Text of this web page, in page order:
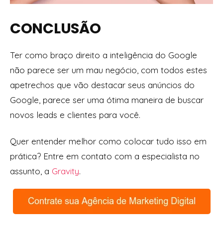
CONCLUSÃO
Ter como braço direito a inteligência do Google
não parece ser um mau negócio, com todos estes
apetrechos que vão destacar seus anúncios do
Google, parece ser uma ótima maneira de buscar
novos leads e clientes para você.
Quer entender melhor como colocar tudo isso em
prática? Entre em contato com a especialista no
assunto, a Gravity.